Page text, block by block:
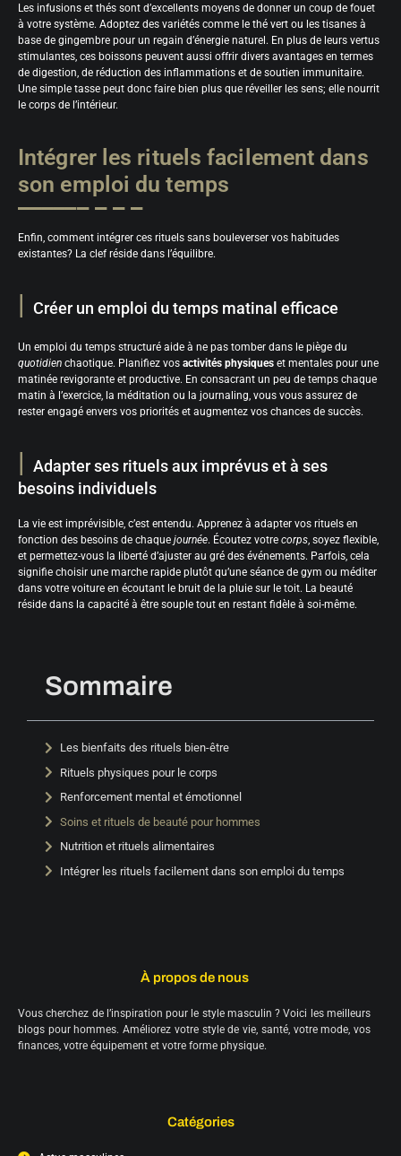
Les infusions et thés sont d’excellents moyens de donner un coup de fouet
à votre système. Adoptez des variétés comme le thé vert ou les tisanes à
base de gingembre pour un regain d’énergie naturel. En plus de leurs vertus
stimulantes, ces boissons peuvent aussi offrir divers avantages en termes
de digestion, de réduction des inflammations et de soutien immunitaire.
Une simple tasse peut donc faire bien plus que réveiller les sens; elle nourrit
le corps de l’intérieur.
Intégrer les rituels facilement dans
son emploi du temps
Enfin, comment intégrer ces rituels sans bouleverser vos habitudes
existantes? La clef réside dans l’équilibre.
Créer un emploi du temps matinal efficace
Un emploi du temps structuré aide à ne pas tomber dans le piège du
quotidien chaotique. Planifiez vos activités physiques et mentales pour une
matinée revigorante et productive. En consacrant un peu de temps chaque
matin à l’exercice, la méditation ou la journaling, vous vous assurez de
rester engagé envers vos priorités et augmentez vos chances de succès.
Adapter ses rituels aux imprévus et à ses
besoins individuels
La vie est imprévisible, c’est entendu. Apprenez à adapter vos rituels en
fonction des besoins de chaque journée. Écoutez votre corps, soyez flexible,
et permettez-vous la liberté d’ajuster au gré des événements. Parfois, cela
signifie choisir une marche rapide plutôt qu’une séance de gym ou méditer
dans votre voiture en écoutant le bruit de la pluie sur le toit. La beauté
réside dans la capacité à être souple tout en restant fidèle à soi-même.
Sommaire
Les bienfaits des rituels bien-être
Rituels physiques pour le corps
Renforcement mental et émotionnel
Soins et rituels de beauté pour hommes
Nutrition et rituels alimentaires
Intégrer les rituels facilement dans son emploi du temps
À propos de nous
Vous cherchez de l’inspiration pour le style masculin ? Voici les meilleurs
blogs pour hommes. Améliorez votre style de vie, santé, votre mode, vos
finances, votre équipement et votre forme physique.
Catégories